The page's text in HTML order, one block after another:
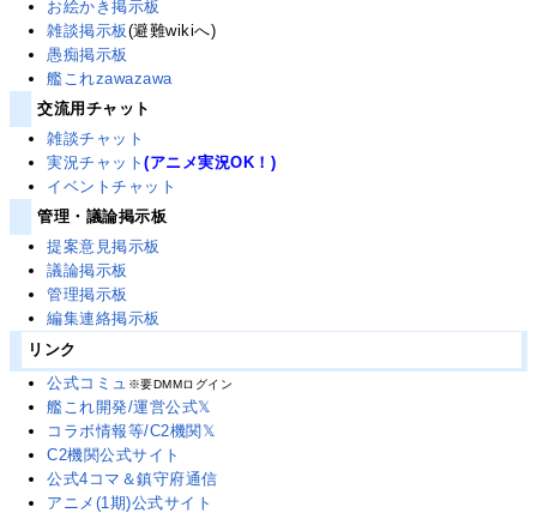
お絵かき掲示板
雑談掲示板(避難wikiへ)
愚痴掲示板
艦これzawazawa
交流用チャット
雑談チャット
実況チャット(アニメ実況OK！)
イベントチャット
管理・議論掲示板
提案意見掲示板
議論掲示板
管理掲示板
編集連絡掲示板
リンク
公式コミュ ※要DMMログイン
艦これ開発/運営公式𝕏
コラボ情報等/C2機関𝕏
C2機関公式サイト
公式4コマ＆鎮守府通信
アニメ(1期)公式サイト